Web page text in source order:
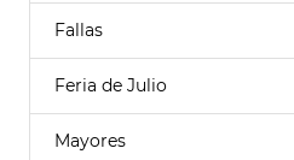
Fallas
Feria de Julio
Mayores